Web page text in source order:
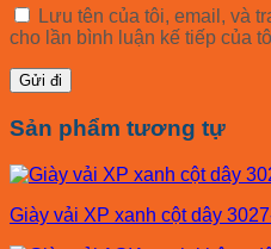
Lưu tên của tôi, email, và
cho lần bình luận kế tiếp của
Sản phẩm tương tự
Giày vải XP xanh cột dây